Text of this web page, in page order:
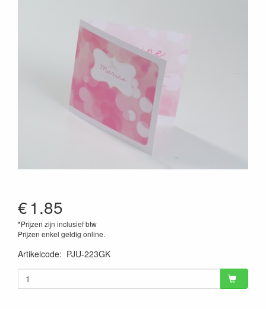
€1.85
*Prijzen zijn inclusief btw
Prijzen enkel geldig online.
Artikelcode: PJU-223GK